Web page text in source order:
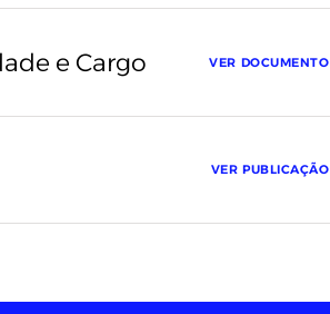
e Cargo VER DOCUMENTO
VER PUBLICAÇÃO